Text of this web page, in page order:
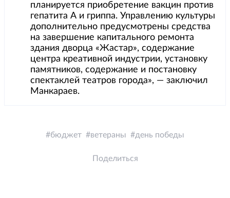
планируется приобретение вакцин против
гепатита А и гриппа. Управлению культуры
дополнительно предусмотрены средства
на завершение капитального ремонта
здания дворца «Жастар», содержание
центра креативной индустрии, установку
памятников, содержание и постановку
спектаклей театров города», — заключил
Манкараев.
бюджет ветераны день победы
Поделиться